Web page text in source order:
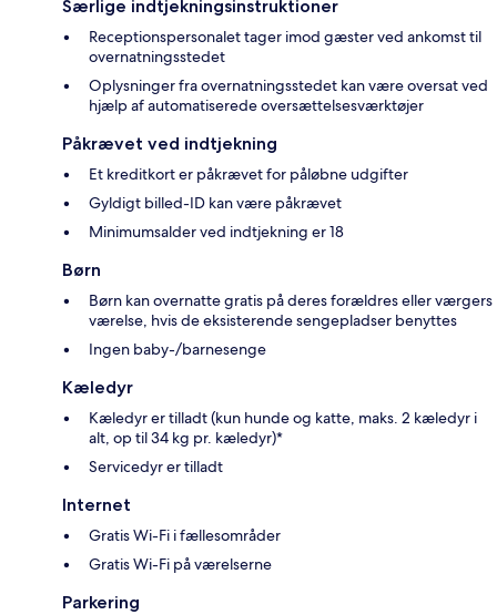
Særlige indtjekningsinstruktioner
Receptionspersonalet tager imod gæster ved ankomst til
overnatningsstedet
Oplysninger fra overnatningsstedet kan være oversat ved
hjælp af automatiserede oversættelsesværktøjer
Påkrævet ved indtjekning
Et kreditkort er påkrævet for påløbne udgifter
Gyldigt billed-ID kan være påkrævet
Minimumsalder ved indtjekning er 18
Børn
Børn kan overnatte gratis på deres forældres eller værgers
værelse, hvis de eksisterende sengepladser benyttes
Ingen baby-/barnesenge
Kæledyr
Kæledyr er tilladt (kun hunde og katte, maks. 2 kæledyr i
alt, op til 34 kg pr. kæledyr)*
Servicedyr er tilladt
Internet
Gratis Wi-Fi i fællesområder
Gratis Wi-Fi på værelserne
Parkering